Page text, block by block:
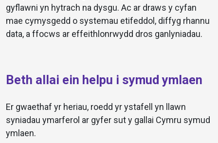
gyflawni yn hytrach na dysgu. Ac ar draws y cyfan
mae cymysgedd o systemau etifeddol, diffyg rhannu
data, a ffocws ar effeithlonrwydd dros ganlyniadau.
Beth allai ein helpu i symud ymlaen
Er gwaethaf yr heriau, roedd yr ystafell yn llawn
syniadau ymarferol ar gyfer sut y gallai Cymru symud
ymlaen.